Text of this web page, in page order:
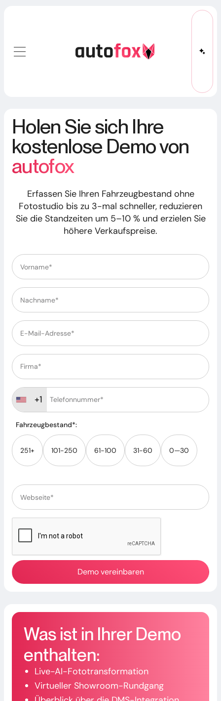
Holen Sie sich Ihre
kostenlose Demo von
autofox
Erfassen Sie Ihren Fahrzeugbestand ohne
Fotostudio bis zu 3-mal schneller, reduzieren
Sie die Standzeiten um 5–10 % und erzielen Sie
höhere Verkaufspreise.
+1
Fahrzeugbestand*:
251+ 101-250 61-100 31-60 0—30
Was ist in Ihrer Demo
enthalten:
Live-AI-Fototransformation
Virtueller Showroom-Rundgang